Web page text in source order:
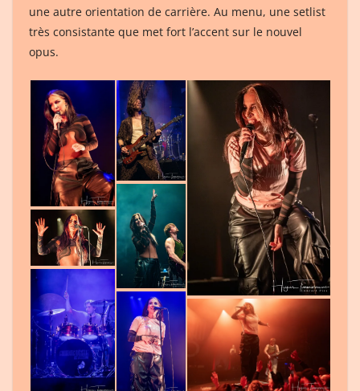
une autre orientation de carrière. Au menu, une setlist
très consistante que met fort l’accent sur le nouvel
opus.